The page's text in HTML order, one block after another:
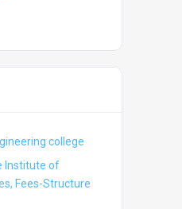
college
Institute of
Fees-Structure